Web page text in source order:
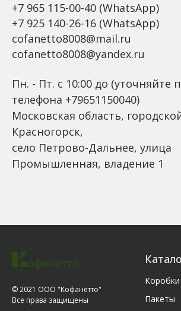
+7 965 115-00-40 (WhatsApp)
+7 925 140-26-16 (WhatsApp)
cofanetto8008@mail.ru
cofanetto8008@yandex.ru
Пн. - Пт. с 10:00 до (уточняйте
телефона +79651150040)
Московская область,
Красногорск,
село Петрово-Дальнее, улица
Промышленная, владение 1
© 2021 ООО "Кофанетто"
Все права защищены
Коробки
Пакеты